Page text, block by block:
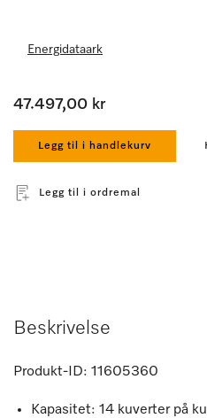
Energidataark
47.497,00 kr
Legg til i handlekurv
Legg til i ordremal
Beskrivelse
Produkt-ID: 11605360
Kapasitet: 14 kuverter på